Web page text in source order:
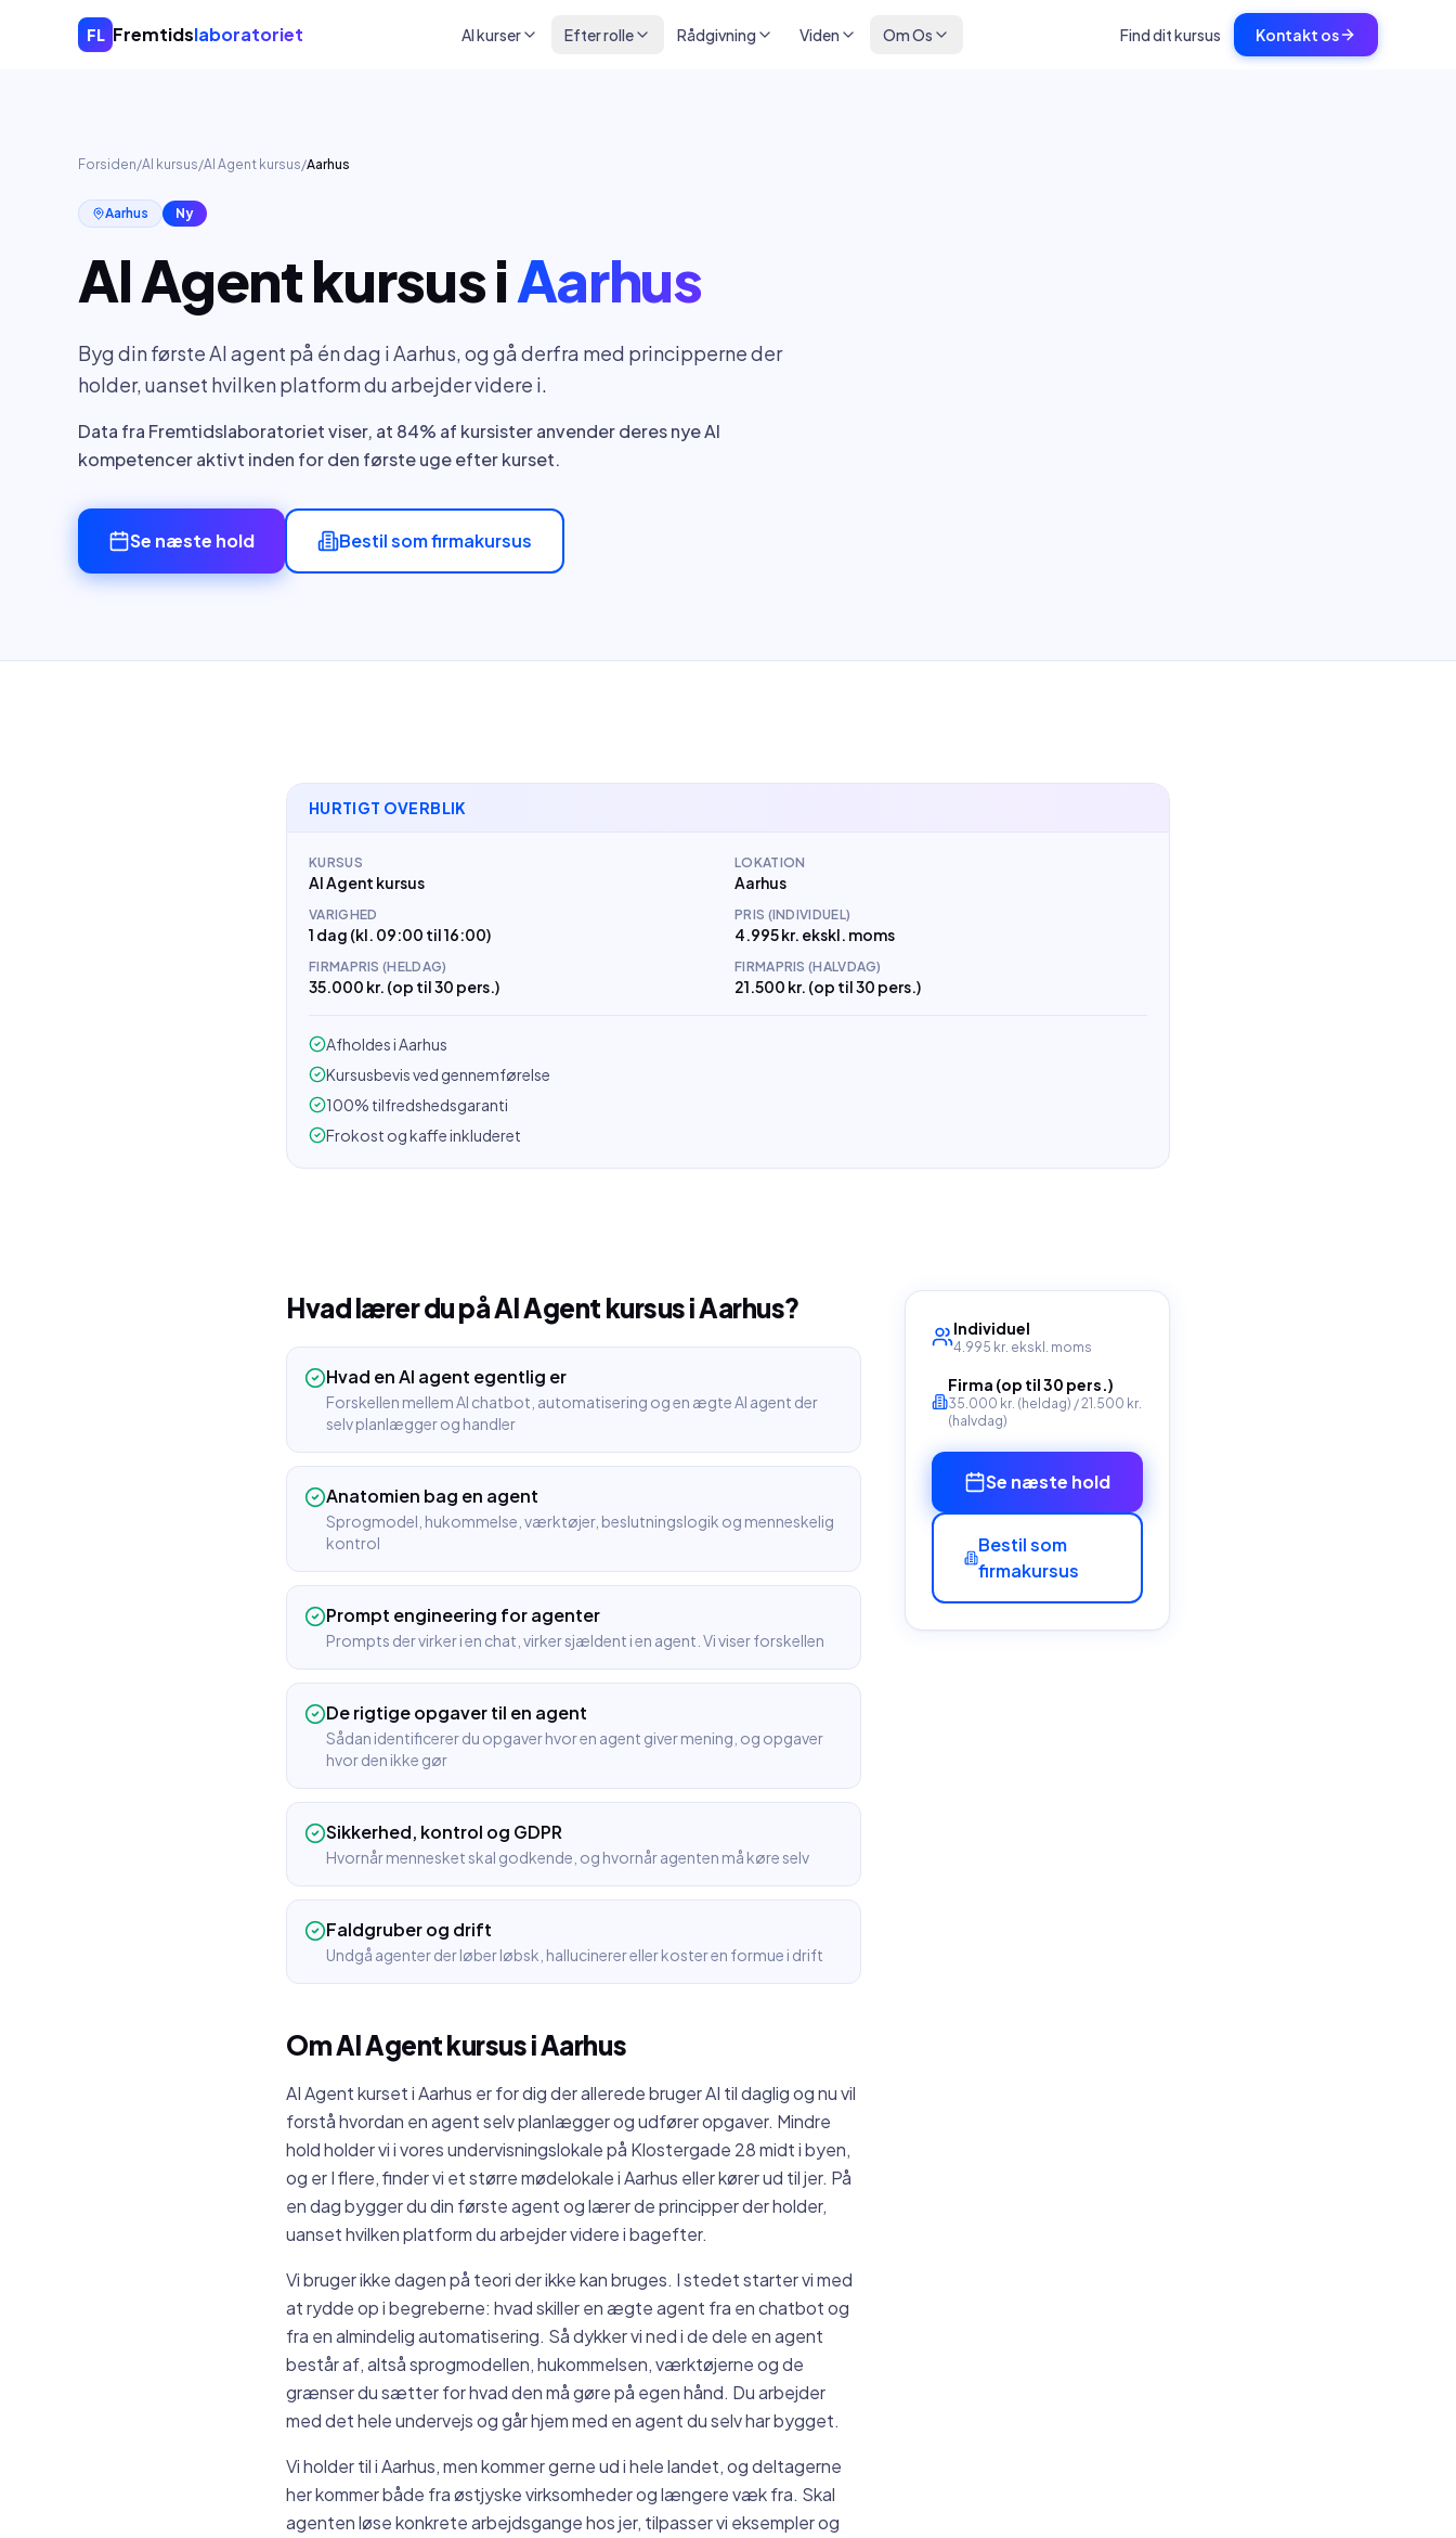
Spring til indhold
FL Fremtidslaboratoriet AI kurser Efter rolle Rådgivning Viden Om Os Find dit kursus Kontakt os
Forsiden/AI kursus/AI Agent kursus/Aarhus
Aarhus Ny
AI Agent kursusiAarhus
Byg din første AI agent på én dag i Aarhus, og gå derfra med principperne der
holder, uanset hvilken platform du arbejder videre i.
Data fra Fremtidslaboratoriet viser, at 84% af kursister anvender deres nye AI
kompetencer aktivt inden for den første uge efter kurset.
Se næste hold Bestil som firmakursus
HURTIGT OVERBLIK
KURSUS
AI Agent kursus
LOKATION
Aarhus
VARIGHED
1 dag (kl. 09:00 til 16:00)
PRIS (INDIVIDUEL)
4.995 kr. ekskl. moms
FIRMAPRIS (HELDAG)
35.000 kr. (op til 30 pers.)
FIRMAPRIS (HALVDAG)
21.500 kr. (op til 30 pers.)
Afholdes i Aarhus
Kursusbevis ved gennemførelse
100% tilfredshedsgaranti
Frokost og kaffe inkluderet
Hvad lærer du påAI Agent kursusiAarhus?
Hvad en AI agent egentlig er
Forskellen mellem AI chatbot, automatisering og en ægte AI agent der
selv planlægger og handler
Anatomien bag en agent
Sprogmodel, hukommelse, værktøjer, beslutningslogik og menneskelig
kontrol
Prompt engineering for agenter
Prompts der virker i en chat, virker sjældent i en agent. Vi viser forskellen
De rigtige opgaver til en agent
Sådan identificerer du opgaver hvor en agent giver mening, og opgaver
hvor den ikke gør
Sikkerhed, kontrol og GDPR
Hvornår mennesket skal godkende, og hvornår agenten må køre selv
Faldgruber og drift
Undgå agenter der løber løbsk, hallucinerer eller koster en formue i drift
OmAI Agent kursusiAarhus
AI Agent kurset i Aarhus er for dig der allerede bruger AI til daglig og nu vil
forstå hvordan en agent selv planlægger og udfører opgaver. Mindre
hold holder vi i vores undervisningslokale på Klostergade 28 midt i byen,
og er I flere, finder vi et større mødelokale i Aarhus eller kører ud til jer. På
en dag bygger du din første agent og lærer de principper der holder,
uanset hvilken platform du arbejder videre i bagefter.
Vi bruger ikke dagen på teori der ikke kan bruges. I stedet starter vi med
at rydde op i begreberne: hvad skiller en ægte agent fra en chatbot og
fra en almindelig automatisering. Så dykker vi ned i de dele en agent
består af, altså sprogmodellen, hukommelsen, værktøjerne og de
grænser du sætter for hvad den må gøre på egen hånd. Du arbejder
med det hele undervejs og går hjem med en agent du selv har bygget.
Vi holder til i Aarhus, men kommer gerne ud i hele landet, og deltagerne
her kommer både fra østjyske virksomheder og længere væk fra. Skal
agenten løse konkrete arbejdsgange hos jer, tilpasser vi eksempler og
Individuel
4.995 kr. ekskl. moms
Firma (op til 30 pers.)
35.000 kr. (heldag) / 21.500 kr.
(halvdag)
Se næste hold
Bestil som
firmakursus